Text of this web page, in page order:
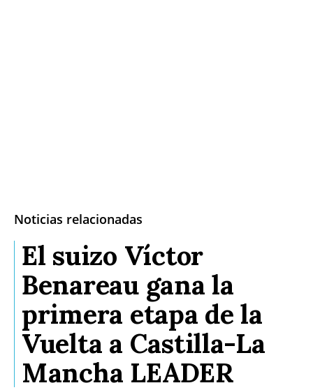
Noticias relacionadas
El suizo Víctor
Benareau gana la
primera etapa de la
Vuelta a Castilla-La
Mancha LEADER